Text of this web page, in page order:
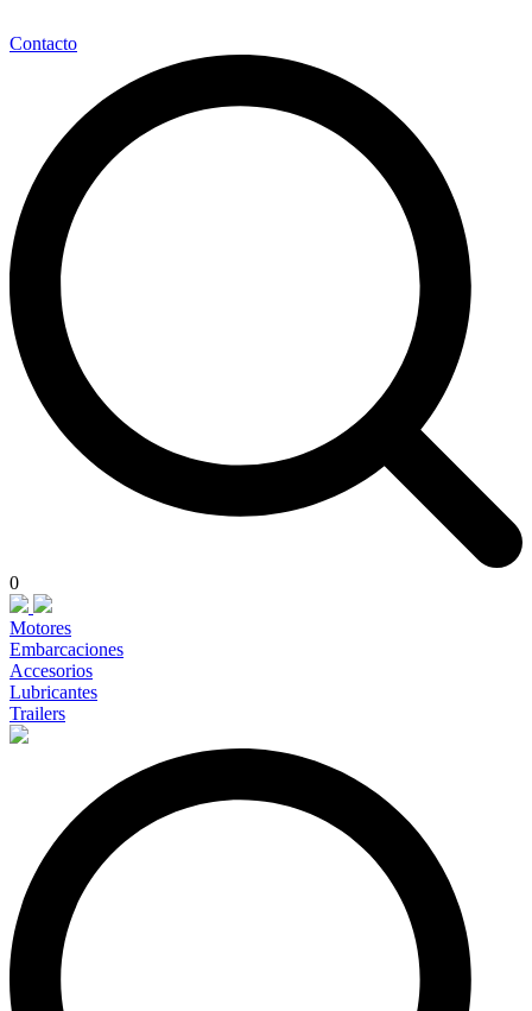
Contacto
0
Motores
Embarcaciones
Accesorios
Lubricantes
Trailers